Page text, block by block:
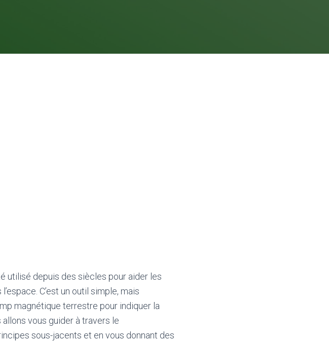
utilisé depuis des siècles pour aider les
C’est un outil simple, mais
magnétique terrestre pour indiquer la
vous guider à travers le
sous-jacents et en vous donnant des